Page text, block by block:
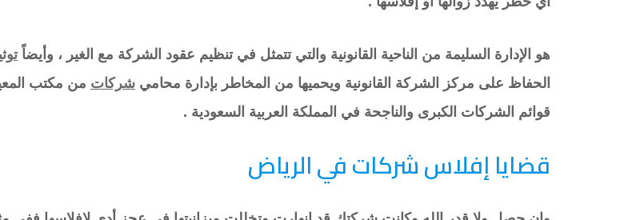
هو الإدارة السليمة من الناحية القانونية والتي تتمثل في تنظيم عقود الشركة مع الغير ، وأيضاً
الحفاظ على مركز الشركة القانونية ويحميها من المخاطر بإدارة محامي شركات من مكتب
قوائم الشركات الكبرى والناجحة في المملكة العربية السعودية .
قضايا إفلاس شركات في الرياض